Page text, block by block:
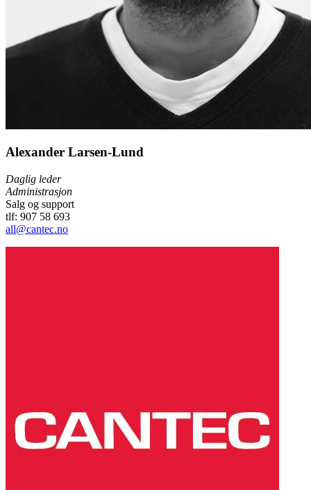
Alexander Larsen-Lund
Daglig leder
Administrasjon
Salg og support
tlf: 907 58 693
all@cantec.no